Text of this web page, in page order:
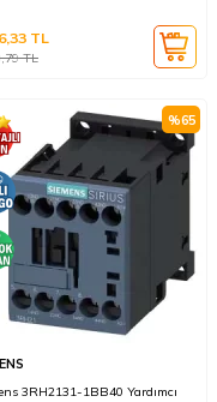
TL
TL
%65
3RH2131-1BB40 Yardımcı